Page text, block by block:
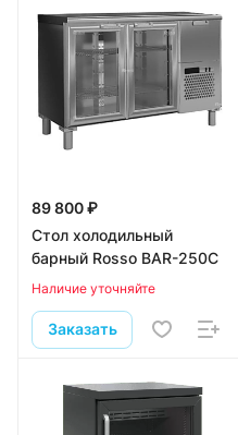
89 800 ₽
Стол холодильный
барный Rosso BAR-250C
Наличие уточняйте
Заказать